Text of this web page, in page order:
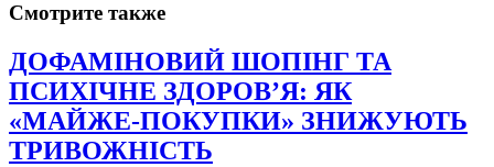
Смотрите также
ДОФАМІНОВИЙ ШОПІНГ ТА
ПСИХІЧНЕ ЗДОРОВ’Я: ЯК
«МАЙЖЕ-ПОКУПКИ» ЗНИЖУЮТЬ
ТРИВОЖНІСТЬ